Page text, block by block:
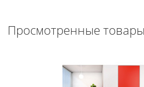
Просмотренные товары